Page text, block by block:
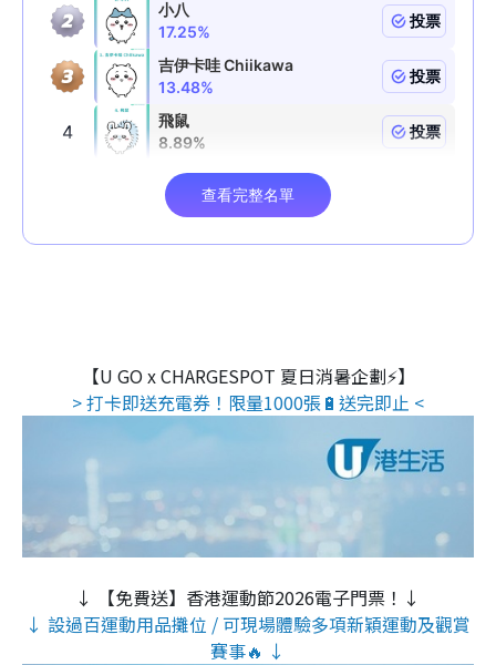
【U GO x CHARGESPOT 夏日消暑企劃⚡】
> 打卡即送充電券！限量1000張🔋送完即止 <
↓ 【免費送】香港運動節2026電子門票！↓
↓ 設過百運動用品攤位 / 可現場體驗多項新穎運動及觀賞
賽事🔥 ↓